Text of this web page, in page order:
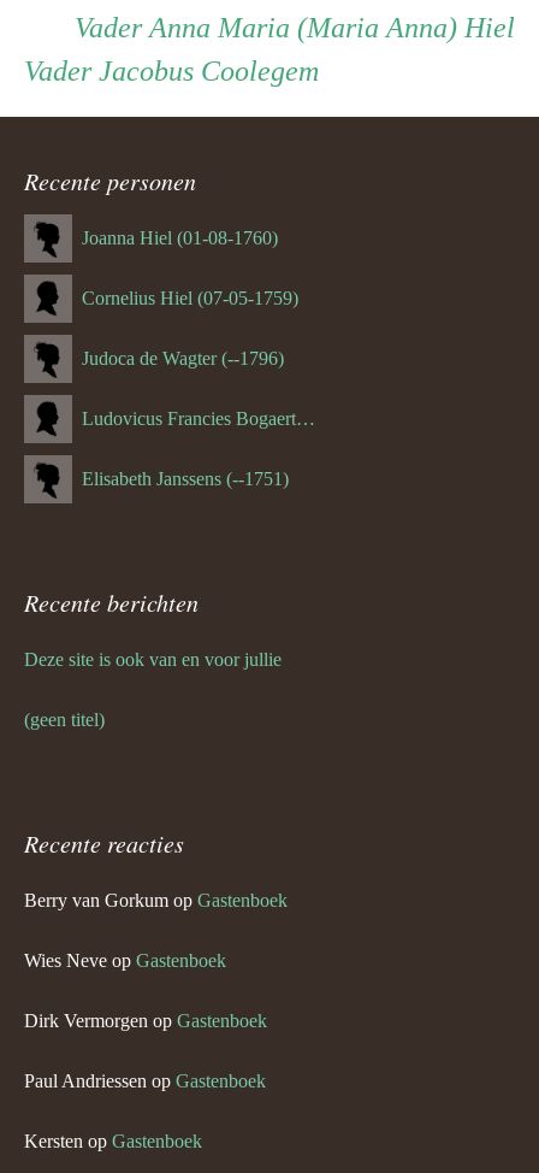
Persoon
ouder
navigatie
Vader Vader
Anna Maria (Maria Anna) Hiel
VaderVader
Jacobus Coolegem
Recente personen
Joanna Hiel (01-08-1760)
Cornelius Hiel (07-05-1759)
Judoca de Wagter (--1796)
Ludovicus Francies Bogaert (--1825)
Elisabeth Janssens (--1751)
Recente berichten
Deze site is ook van en voor jullie
(geen titel)
Recente reacties
Berry van Gorkum op Gastenboek
Wies Neve op Gastenboek
Dirk Vermorgen op Gastenboek
Paul Andriessen op Gastenboek
Kersten op Gastenboek